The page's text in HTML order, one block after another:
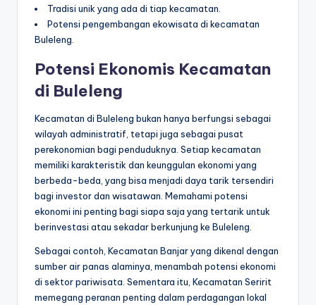
Tradisi unik yang ada di tiap kecamatan.
Potensi pengembangan ekowisata di kecamatan
Buleleng.
Potensi Ekonomis Kecamatan
di Buleleng
Kecamatan di Buleleng bukan hanya berfungsi sebagai
wilayah administratif, tetapi juga sebagai pusat
perekonomian bagi penduduknya. Setiap kecamatan
memiliki karakteristik dan keunggulan ekonomi yang
berbeda-beda, yang bisa menjadi daya tarik tersendiri
bagi investor dan wisatawan. Memahami potensi
ekonomi ini penting bagi siapa saja yang tertarik untuk
berinvestasi atau sekadar berkunjung ke Buleleng.
Sebagai contoh, Kecamatan Banjar yang dikenal dengan
sumber air panas alaminya, menambah potensi ekonomi
di sektor pariwisata. Sementara itu, Kecamatan Seririt
memegang peranan penting dalam perdagangan lokal